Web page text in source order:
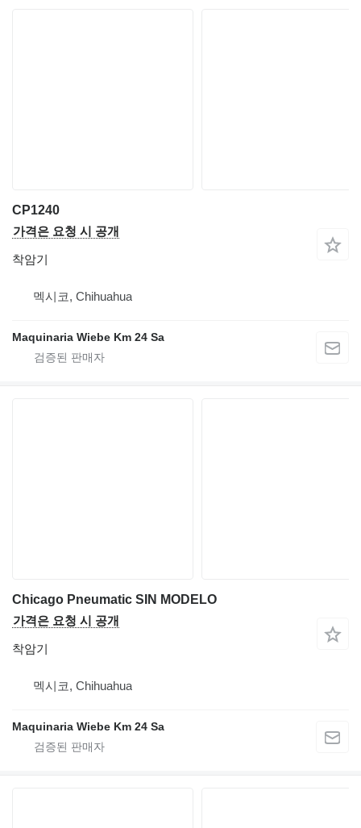
CP1240
가격은 요청 시 공개
착암기
멕시코, Chihuahua
Maquinaria Wiebe Km 24 Sa
Chicago Pneumatic SIN MODELO
가격은 요청 시 공개
착암기
멕시코, Chihuahua
Maquinaria Wiebe Km 24 Sa